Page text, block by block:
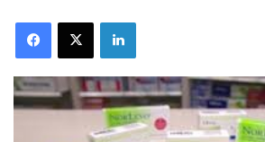
FacebookX Linkedin